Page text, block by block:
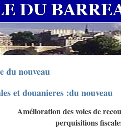
du nouveau
et douanieres :du nouveau
Amélioration des voies de
perquisitions fiscale